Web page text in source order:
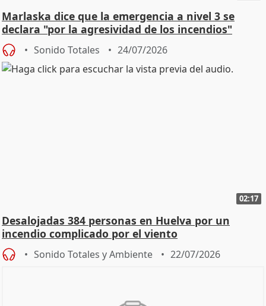
Marlaska dice que la emergencia a nivel 3 se
declara "por la agresividad de los incendios"
Sonido Totales 24/07/2026
02:17
Desalojadas 384 personas en Huelva por un
incendio complicado por el viento
Sonido Totales y Ambiente 22/07/2026